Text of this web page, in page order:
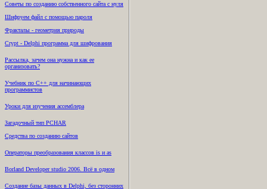
Советы по созданию собственного сайта с нуля
Шифруем файл с помощью пароля
Фракталы - геометрия природы
Crypt - Delphi программа для шифрования
Рассылка, зачем она нужна и как ее
организовать?
Учебник по C++ для начинающих
программистов
Уроки для изучения ассемблера
Загадочный тип PCHAR
Средства по созданию сайтов
Операторы преобразования классов is и as
Borland Developer studio 2006. Всё в одном
Создание базы данных в Delphi, без сторонних